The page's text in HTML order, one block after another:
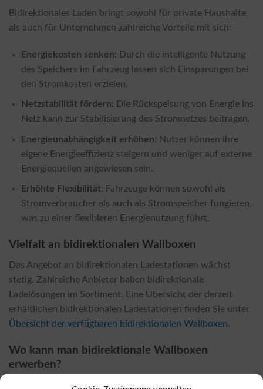
Bidirektionales Laden bringt sowohl für private Haushalte
als auch für Unternehmen zahlreiche Vorteile mit sich:
Energiekosten senken: Durch die intelligente Nutzung
des Speichers im Fahrzeug lassen sich Einsparungen bei
den Stromkosten erzielen.
Netzstabilität fördern: Die Rückspeisung von Energie ins
Netz kann zur Stabilisierung des Stromnetzes beitragen.
Energieunabhängigkeit erhöhen: Nutzer können ihre
eigene Energieeffizienz steigern und weniger auf externe
Energiequellen angewiesen sein.
Erhöhte Flexibilität: Fahrzeuge können sowohl als
Stromverbraucher als auch als Stromspeicher fungieren,
was zu einer flexibleren Energienutzung führt.
Vielfalt an bidirektionalen Wallboxen
Das Angebot an bidirektionalen Ladestationen wächst
stetig. Zahlreiche Anbieter haben bidirektionale
Ladelösungen im Sortiment. Eine Übersicht der derzeit
erhältlichen bidirektionalen Ladestationen finden Sie unter
Übersicht der verfügbaren bidirektionalen Wallboxen.
Wo kann man bidirektionale Wallboxen
erwerben?
Bidirektionale Wallboxen sind sowohl bei Fachhändlern vor